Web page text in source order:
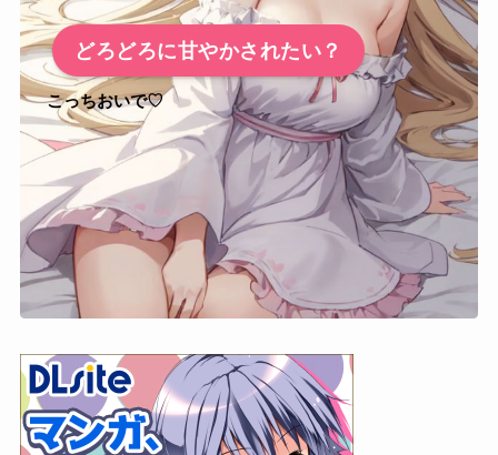
どろどろに甘やかされたい？
こっちおいで♡